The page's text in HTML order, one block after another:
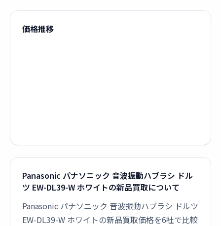
価格推移
Panasonic パナソニック 音波振動ハブラシ ドル
ツ EW-DL39-W ホワイトの新品買取について
Panasonic パナソニック 音波振動ハブラシ ドルツ
EW-DL39-W ホワイトの新品買取価格を6社で比較